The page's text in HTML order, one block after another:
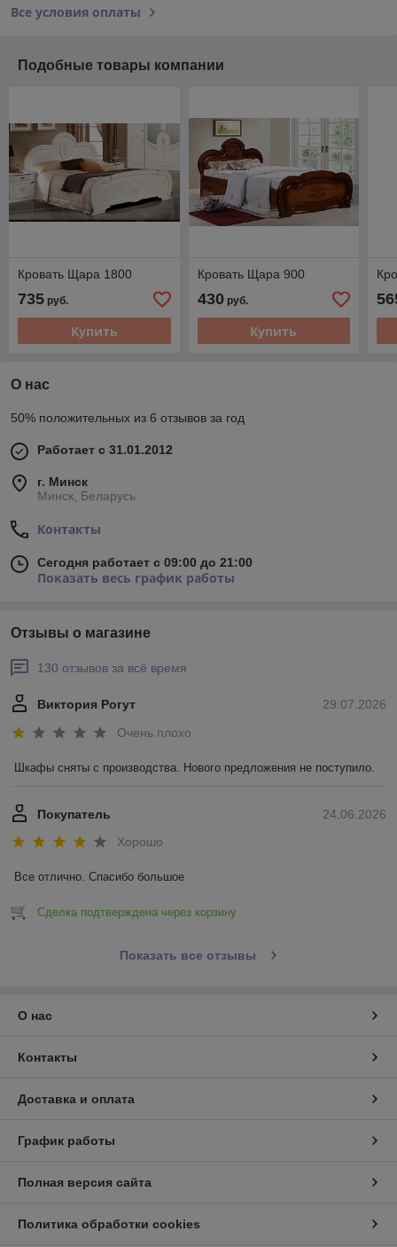
Все условия оплаты
Подобные товары компании
Кровать Щара 1800
735 руб.
Купить
Кровать Щара 900
430руб.
Купить
О нас
50% положительных из 6 отзывов за год
Работает с 31.01.2012
г. Минск
Минск, Беларусь
Контакты
Сегодня работает с 09:00 до 21:00
Показать весь график работы
Отзывы о магазине
130 отзывов за всё время
29.07.2026
Виктория Рогут
Очень плохо
Шкафы сняты с производства. Нового предложения не поступило.
24.06.2026
Покупатель
Хорошо
Все отлично. Спасибо большое
Сделка подтверждена через корзину
Показать все отзывы
О нас
Контакты
Доставка и оплата
График работы
Полная версия сайта
Политика обработки cookies